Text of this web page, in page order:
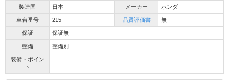
製造国 日本 メーカー ホンダ
車台番号 215 品質評価書 無
保証 保証無
整備 整備別
装備・ポイン
ト